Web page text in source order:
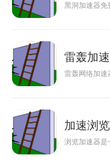
黑洞加速器免
雷轰加
雷轰网络加速
加速浏
浏览加速器是